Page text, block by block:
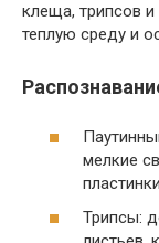
клеща, трипсов
теплую среду и
мелкие
Трипсы: